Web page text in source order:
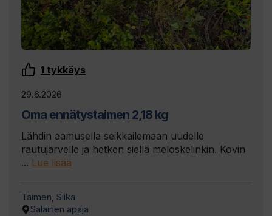
1 tykkäys
29.6.2026
Oma ennätystaimen 2,18 kg
Lähdin aamusella seikkailemaan uudelle
rautujärvelle ja hetken siellä meloskelinkin. Kovin
... Lue lisää
Taimen Siika
Salainen apaja